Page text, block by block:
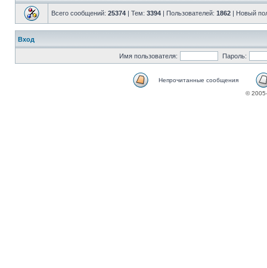
Всего сообщений: 25374 | Тем: 3394 | Пользователей: 1862 | Новый
Вход
Имя пользователя: Пароль:
Непрочитанные сообщения
©